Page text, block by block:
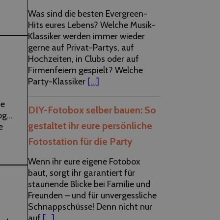
Was sind die besten Evergreen-
Hits eures Lebens? Welche Musik-
Klassiker werden immer wieder
gerne auf Privat-Partys, auf
Hochzeiten, in Clubs oder auf
Firmenfeiern gespielt? Welche
Party-Klassiker [...]
DIY-Fotobox selber bauen: So
gestaltet ihr eure persönliche
Fotostation für die Party
Wenn ihr eure eigene Fotobox
baut, sorgt ihr garantiert für
staunende Blicke bei Familie und
Freunden – und für unvergessliche
Schnappschüsse! Denn nicht nur
auf [...]